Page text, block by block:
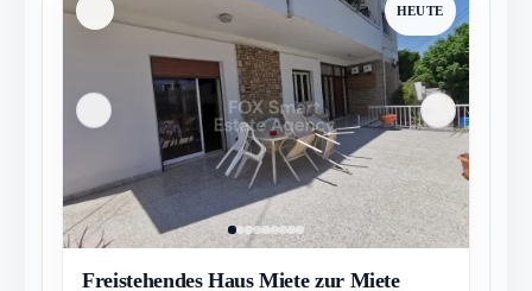
HEUTE
Freistehendes Haus Miete zur Miete